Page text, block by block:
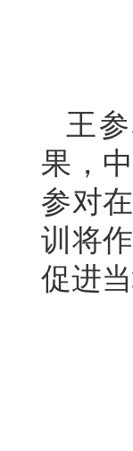
王
果，
参对
训将
促进当